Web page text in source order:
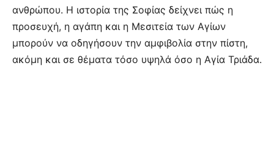
ανθρώπου. Η ιστορία της Σοφίας δείχνει πώς η
προσευχή, η αγάπη και η Μεσιτεία των Αγίων
μπορούν να οδηγήσουν την αμφιβολία στην πίστη,
ακόμη και σε θέματα τόσο υψηλά όσο η Αγία Τριάδα.